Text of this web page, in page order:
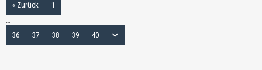
« Zurück
1
…
36
37 38 39 40